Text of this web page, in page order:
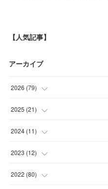
【人気記事】
アーカイブ
2026 (79)
(10 )
(30 )
(23
(10
2025 (21)
(2
(9
(7
2024 (11)
(1
(5
2023 (12)
(5
2022 (80)